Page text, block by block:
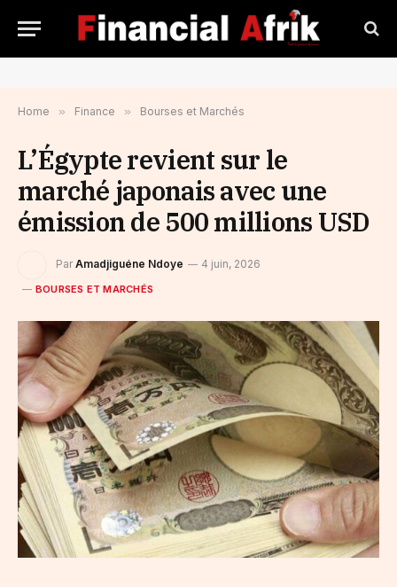
Home » Finance » Bourses et Marchés
L’Égypte revient sur le
marché japonais avec une
émission de 500 millions USD
Par Amadjiguéne Ndoye 4 juin, 2026
BOURSES ET MARCHÉS